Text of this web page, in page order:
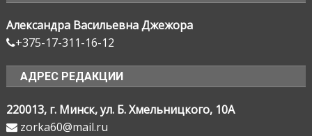
Александра Васильевна Джежора
+375-17-311-16-12
АДРЕС РЕДАКЦИИ
220013, г. Минск, ул. Б. Хмельницкого, 10А
zorka60@mail.ru